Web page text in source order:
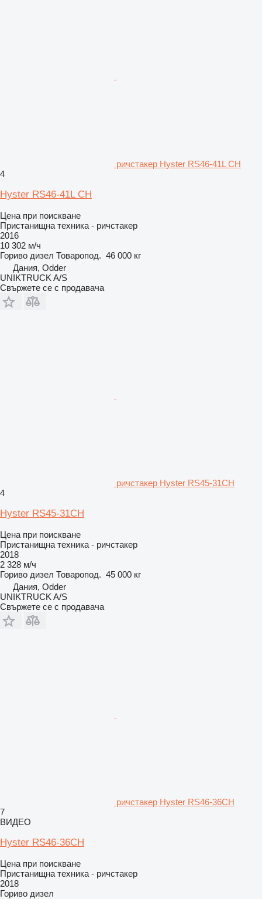
ричстакер Hyster RS46-41L CH
4
Hyster RS46-41L CH
Цена при поискване
Пристанищна техника - ричстакер
2016
10 302 м/ч
Гориво дизел Товаропод. 46 000 кг
Дания, Odder
UNIKTRUCK A/S
Свържете се с продавача
ричстакер Hyster RS45-31CH
4
Hyster RS45-31CH
Цена при поискване
Пристанищна техника - ричстакер
2018
2 328 м/ч
Гориво дизел Товаропод. 45 000 кг
Дания, Odder
UNIKTRUCK A/S
Свържете се с продавача
ричстакер Hyster RS46-36CH
7
ВИДЕО
Hyster RS46-36CH
Цена при поискване
Пристанищна техника - ричстакер
2018
Гориво дизел